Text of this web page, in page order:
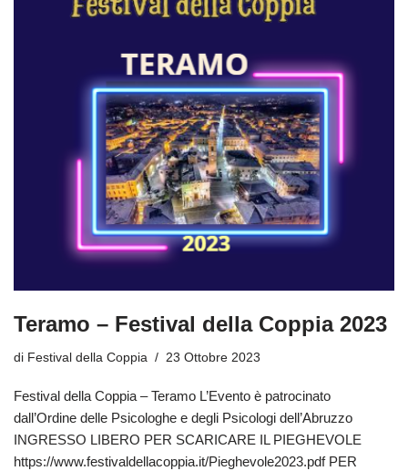
Teramo – Festival della Coppia 2023
di Festival della Coppia 23 Ottobre 2023
Festival della Coppia – Teramo L’Evento è patrocinato
dall’Ordine delle Psicologhe e degli Psicologi dell’Abruzzo
INGRESSO LIBERO PER SCARICARE IL PIEGHEVOLE
https://www.festivaldellacoppia.it/Pieghevole2023.pdf PER